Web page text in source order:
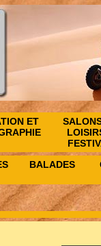
ET
BALADES